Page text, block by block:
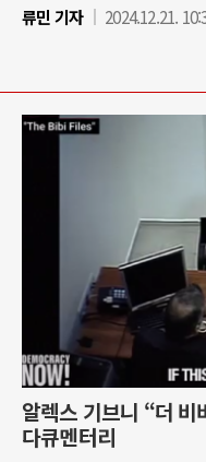
류민 기자
2024.12.21.
알렉스 기브니 “더
다큐멘터리